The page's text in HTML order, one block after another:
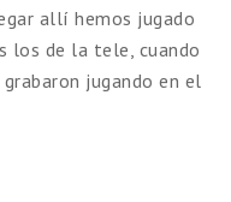
allí hemos jugado
los de la tele, cuando
jugando en el